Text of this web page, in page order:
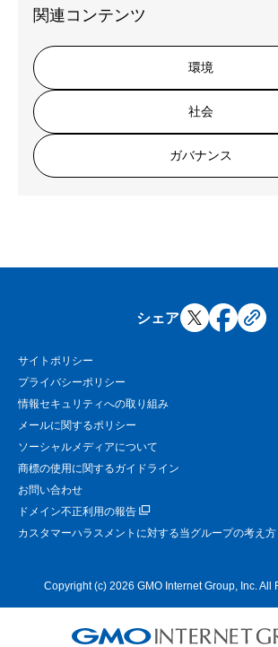
関連コンテンツ
環境
社会
ガバナンス
シェア
サイトポリシー
プライバシーポリシー
情報セキュリティへの取り組み
メールに関するポリシー
ソーシャルメディアについて
商標の使用に関するガイドライン
お問い合わせ
ドメイン不正利用の報告
カスタマーハラスメントに対する当グループの考え方
Copyright (c) 2026 GMO Internet Group, Inc. All